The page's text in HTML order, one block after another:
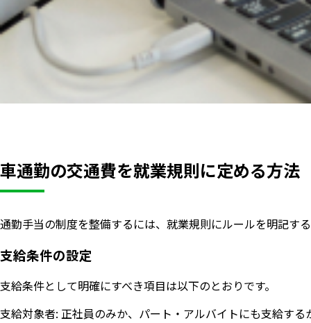
車通勤の交通費を就業規則に定める方法
通勤手当の制度を整備するには、就業規則にルールを明記す
支給条件の設定
支給条件として明確にすべき項目は以下のとおりです。
支給対象者: 正社員のみか、パート・アルバイトにも支給する